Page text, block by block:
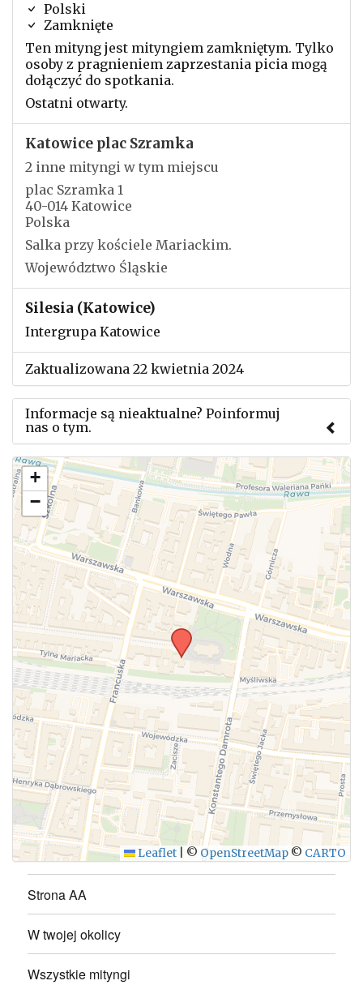
Polski
Zamknięte
Ten mityng jest mityngiem zamkniętym. Tylko
osoby z pragnieniem zaprzestania picia mogą
dołączyć do spotkania.
Ostatni otwarty.
Katowice plac Szramka
2 inne mityngi w tym miejscu
plac Szramka 1
40-014 Katowice
Polska
Salka przy kościele Mariackim.
Województwo Śląskie
Silesia (Katowice)
Intergrupa Katowice
Zaktualizowana 22 kwietnia 2024
Informacje są nieaktualne? Poinformuj
nas o tym.
Użyj tego formularza aby przesłać informację o
zmianach w powyższym mityngu.
WYŚLIJ
+
−
Leaflet © OpenStreetMap © CARTO
Strona AA
W twojej okolicy
Wszystkie mityngi